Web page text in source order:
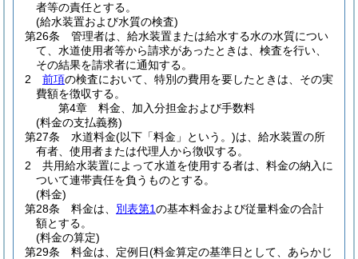
者等の責任とする。
(給水装置および水質の検査)
第26条
管理者は、給水装置または給水する水の水質につい
て、水道使用者等から請求があったときは、検査を行い、
その結果を請求者に通知する。
2
前項の検査において、特別の費用を要したときは、その実
費額を徴収する。
第4章
料金、加入分担金および手数料
(料金の支払義務)
第27条
水道料金(以下「料金」という。)は、給水装置の所
有者、使用者または代理人から徴収する。
2
共用給水装置によって水道を使用する者は、料金の納入に
ついて連帯責任を負うものとする。
(料金)
第28条
料金は、 別表第1の基本料金および従量料金の合計
額とする。
(料金の算定)
第29条
料金は、定例日(料金算定の基準日として、あらかじ